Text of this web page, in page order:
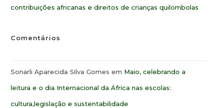
contribuições africanas e direitos de crianças quilombolas
Comentários
Sonarli Aparecida Silva Gomes em Maio, celebrando a
leitura e o dia Internacional da África nas escolas:
cultura,legislação e sustentabilidade